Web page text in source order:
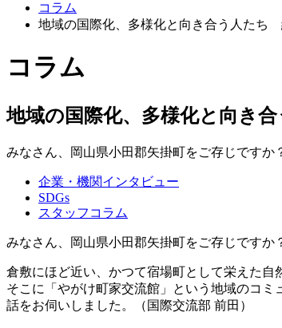
コラム
地域の国際化、多様化と向き合う人たち
コラム
地域の国際化、多様化と向き
みなさん、岡山県小田郡矢掛町をご存じですか
企業・機関インタビュー
SDGs
スタッフコラム
みなさん、岡山県小田郡矢掛町をご存じですか
倉敷にほど近い、かつて宿場町として栄えた自
そこに「やがけ町家交流館」という地域のコ
話をお伺いしました。（国際交流部 前田）